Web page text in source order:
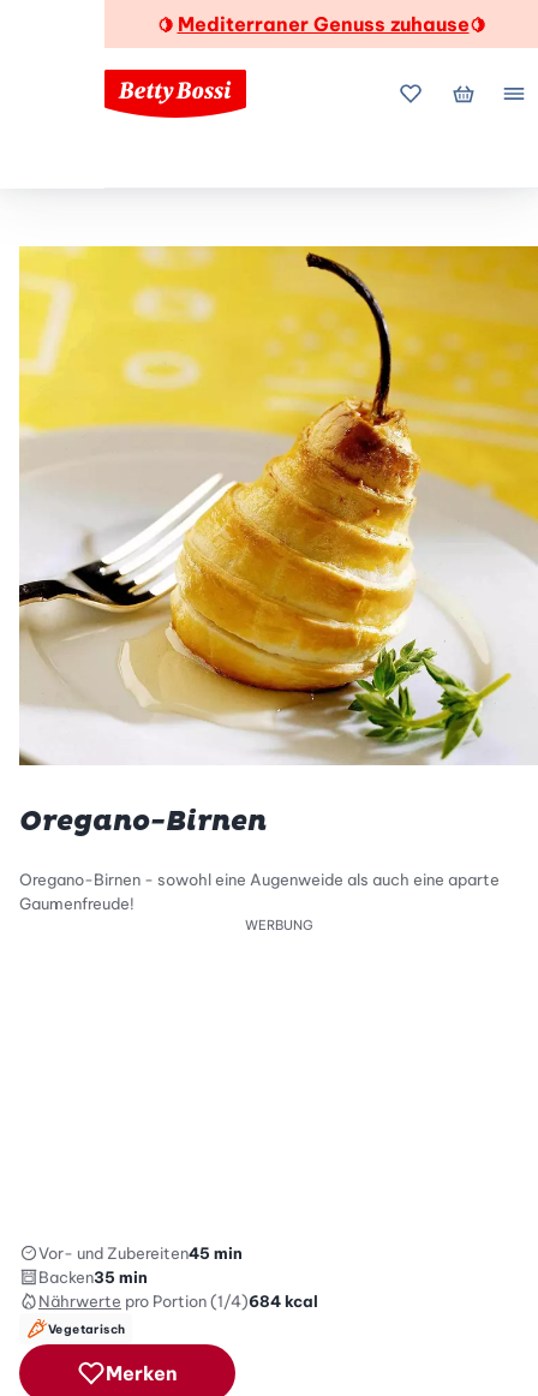
🍋 Mediterraner Genuss zuhause🍋
MeineMein
Oregano-Birnen
Oregano-Birnen - sowohl eine Augenweide als auch eine aparte
Gaumenfreude!
WERBUNG
Vor- und Zubereiten45 min
Backen35 min
Nährwerte pro Portion (1/4)684kcal
Vegetarisch
Merken